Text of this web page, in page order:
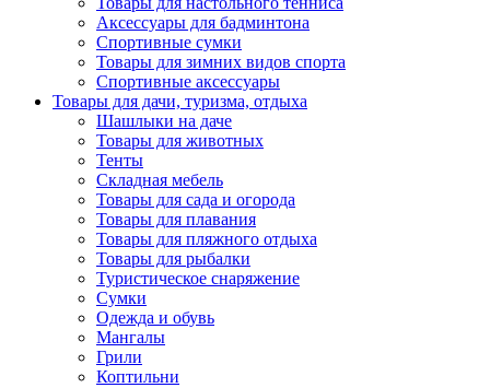
Аксессуары для бадминтона
Спортивные сумки
Товары для зимних видов спорта
Спортивные аксессуары
Товары для дачи, туризма, отдыха
Шашлыки на даче
Товары для животных
Тенты
Складная мебель
Товары для сада и огорода
Товары для плавания
Товары для пляжного отдыха
Товары для рыбалки
Туристическое снаряжение
Сумки
Одежда и обувь
Мангалы
Грили
Коптильни